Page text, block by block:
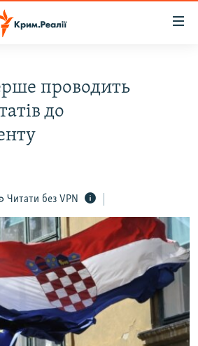
проводить
до
Читати без VPN